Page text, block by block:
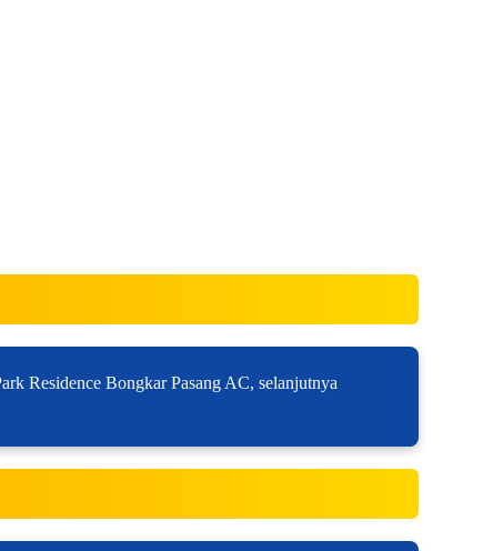
Residence Bongkar Pasang AC, selanjutnya